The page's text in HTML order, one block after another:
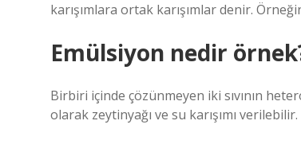
karışımlara ortak karışımlar denir.
Emülsiyon nedir
Birbiri içinde çözünmeyen iki sıvının
olarak zeytinyağı ve su karışımı verilebilir.